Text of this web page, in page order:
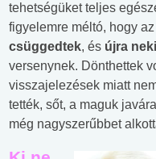
tehetségüket teljes
figyelemre méltó, hogy
csüggedtek, és újra
versenynek. Dönthettek
visszajelezések miatt
tették, sőt, a maguk
még nagyszerűbbet